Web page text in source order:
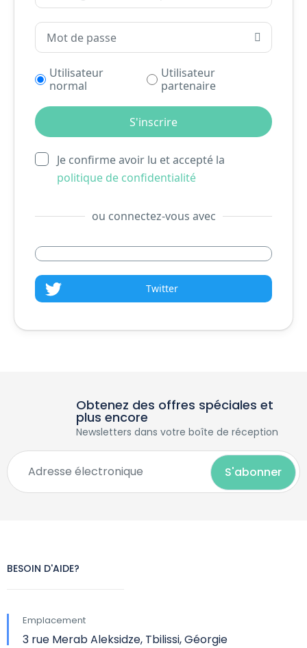
Utilisateur
normal
Utilisateur
partenaire
Je confirme avoir lu et accepté la
politique de confidentialité
ou connectez-vous avec
Twitter
Obtenez des offres spéciales et
plus encore
Newsletters dans votre boîte de réception
BESOIN D'AIDE?
Emplacement
3 rue Merab Aleksidze, Tbilissi, Géorgie